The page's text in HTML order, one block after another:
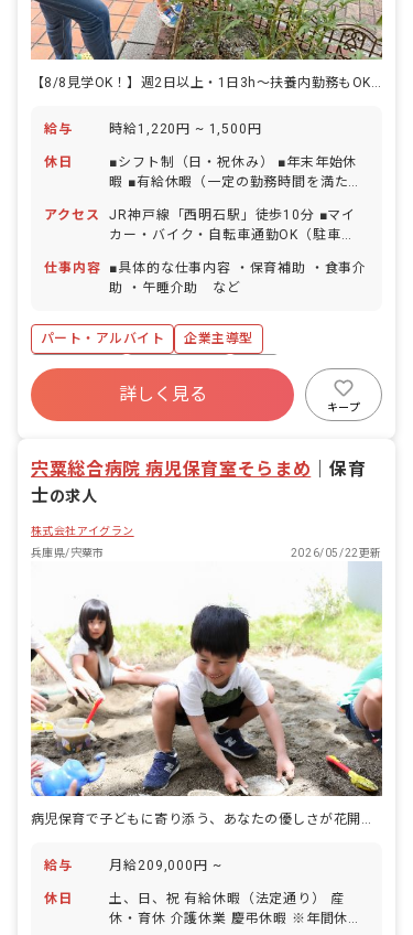
【8/8見学OK！】週2日以上・1日3h～扶養内勤務もOK！無料でお子さんの預け入れも可能
給与 時給1,220円 ~ 1,500円
休日
■シフト制（日・祝休み） ■年末年始休
暇 ■有給休暇（一定の勤務時間を満たす
員を配置しているためシフト相談がしや
すく、希望の日にお休みを取れることが
ほとんどです！ ■近くに系列園があるの
で、急なお休みの際などは園同士でシフ
アクセス
JR神戸線「西明石駅」徒歩10分 ■マイ
カー・バイク・自転車通勤OK（駐車
仕事内容
■具体的な仕事内容 ・保育補助 ・食事介
助 ・午睡介助 など
パート・アルバイト
企業主導型
WEB面接OK
社会保険完備
有給
福利厚生充実
残業少なめ
昇給昇進あり
詳しく見る
キープ
宍粟総合病院 病児保育室そらまめ
保育
士の求人
株式会社アイグラン
兵庫県/宍粟市
2026/05/22更新
病児保育で子どもに寄り添う、あなたの優しさが花開く場所
給与 月給209,000円 ~
休日
土、日、祝 有給休暇（法定通り） 産
休・育休 介護休業 慶弔休暇 ※年間休日